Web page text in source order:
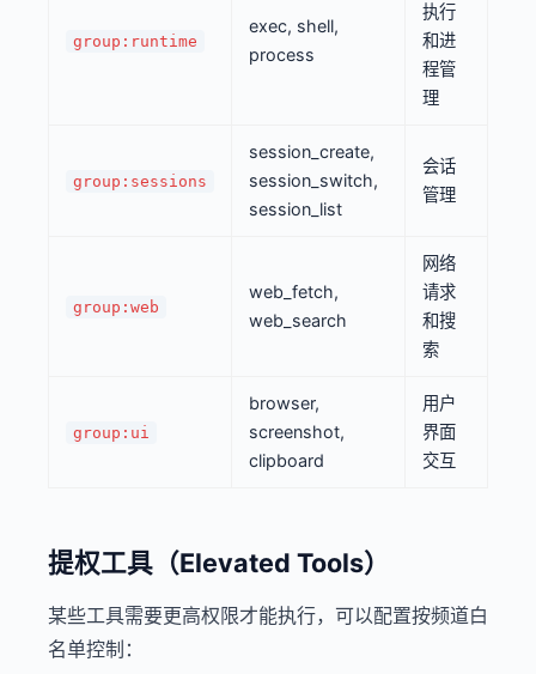
group:runtime
exec, shell,
process
执行
和进
程管
理
group:sessions
session_create,
session_switch,
session_list
会话
管理
group:web
web_fetch,
web_search
网络
请求
和搜
索
group:ui
browser,
screenshot,
clipboard
用户
界面
交互
提权工具（Elevated Tools）
某些工具需要更高权限才能执行，可以配置按频道白
名单控制：